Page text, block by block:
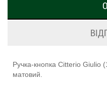
Ручка-кнопка Citterio Giulio
матовий.